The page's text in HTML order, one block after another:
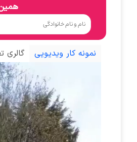
نمونه کار ویدیویی گالری